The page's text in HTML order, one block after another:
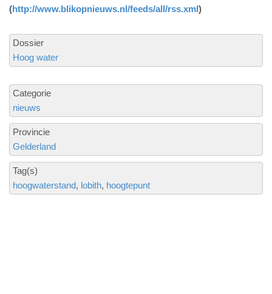
(http://www.blikopnieuws.nl/feeds/all/rss.xml)
Dossier
Hoog water
Categorie
nieuws
Provincie
Gelderland
Tag(s)
hoogwaterstand lobith hoogtepunt